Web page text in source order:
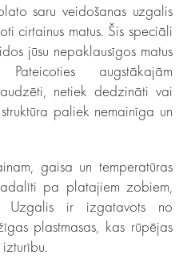
saru veidošanas uzgalis
cirtainus matus. Šis speciāli
jūsu nepaklausīgos matus
augstākajām
netiek dedzināti vai
paliek nemainīga un
gaisa un temperatūras
pa platajiem zobiem,
Uzgalis ir izgatavots no
plastmasas, kas rūpējas